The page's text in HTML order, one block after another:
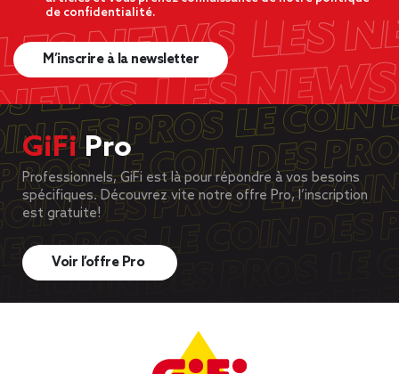
de confidentialité.
M’inscrire à la newsletter
GiFiPro
Professionnels, GiFi est là pour répondre à vos besoins
spécifiques. Découvrez vite notre offre Pro, l’inscription
est gratuite!
Voir l’offre Pro